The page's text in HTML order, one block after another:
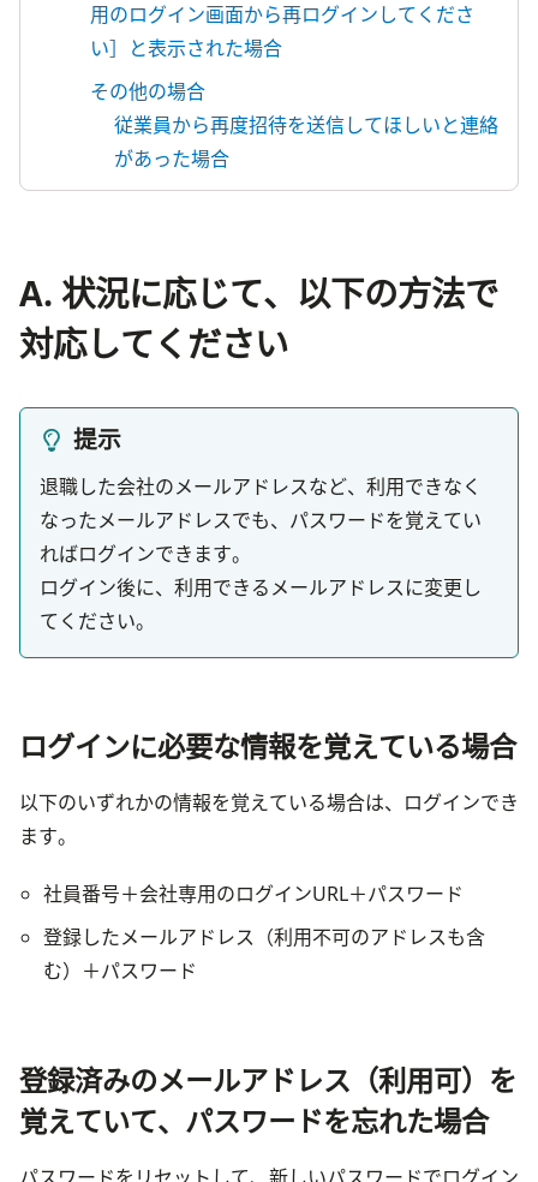
用のログイン画面から再ログインしてくださ
い］と表示された場合
その他の場合
従業員から再度招待を送信してほしいと連絡
があった場合
A. 状況に応じて、以下の方法で
対応してください
提示
退職した会社のメールアドレスなど、利用できなく
なったメールアドレスでも、パスワードを覚えてい
ればログインできます。
ログイン後に、利用できるメールアドレスに変更し
てください。
ログインに必要な情報を覚えている場合
以下のいずれかの情報を覚えている場合は、ログインでき
ます。
社員番号＋会社専用のログインURL＋パスワード
登録したメールアドレス（利用不可のアドレスも含
む）＋パスワード
登録済みのメールアドレス（利用可）を
覚えていて、パスワードを忘れた場合